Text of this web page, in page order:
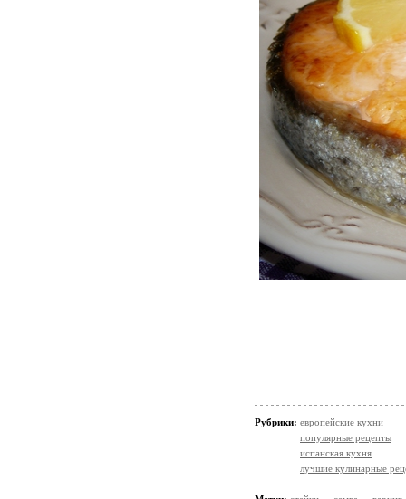
Рубрики: европейские кухни
популярные рецепты
испанская кухня
лучшие кулинарные